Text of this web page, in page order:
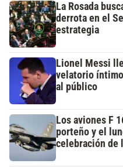
La Rosada
derrota en el
estrategia
Lionel Messi
velatorio
al público
Los aviones F
porteño y el
celebración de